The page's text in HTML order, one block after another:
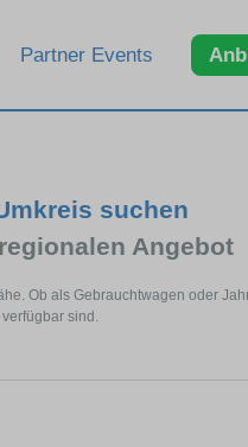
Partner Events
suchen
Angebot
Ob als Gebrauchtwagen oder
sind.